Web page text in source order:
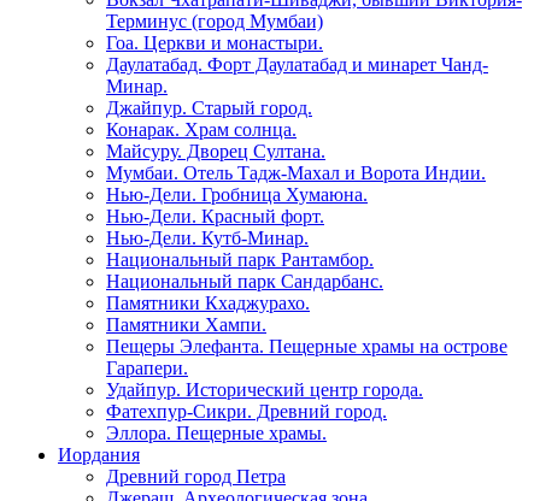
Терминус (город Мумбаи)
Гоа. Церкви и монастыри.
Даулатабад. Форт Даулатабад и минарет Чанд-
Минар.
Джайпур. Старый город.
Конарак. Храм солнца.
Майсуру. Дворец Султана.
Мумбаи. Отель Тадж-Махал и Ворота Индии.
Нью-Дели. Гробница Хумаюна.
Нью-Дели. Красный форт.
Нью-Дели. Кутб-Минар.
Национальный парк Рантамбор.
Национальный парк Сандарбанс.
Памятники Кхаджурахо.
Памятники Хампи.
Пещеры Элефанта. Пещерные храмы на острове
Гарапери.
Удайпур. Исторический центр города.
Фатехпур-Сикри. Древний город.
Эллора. Пещерные храмы.
Иордания
Древний город Петра